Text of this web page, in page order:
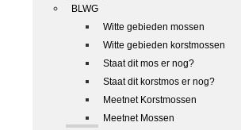
BLWG
Witte gebieden mossen
Witte gebieden korstmossen
Staat dit mos er nog?
Staat dit korstmos er nog?
Meetnet Korstmossen
Meetnet Mossen